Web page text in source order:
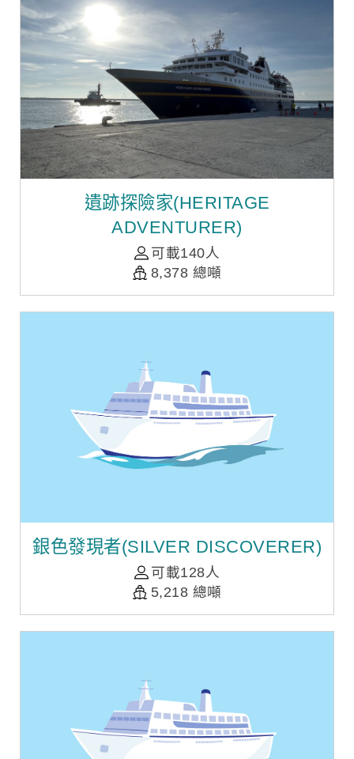
遺跡探險家(HERITAGE
ADVENTURER)
可載140人
8,378 總噸
銀色發現者(SILVER DISCOVERER)
可載128人
5,218 總噸